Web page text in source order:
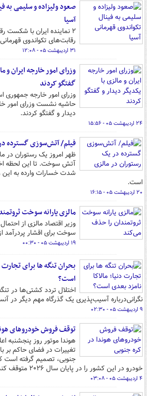
صعود ولیزاده و سلیمی به
آسیا
۲ نماینده ایران با شکست
رقابت‌های تکواندوی
۳۱ اردیبهشت ۰۵ - ۱۲:۰۸
وزرای امور خارجه ایران و
گفتگو کردند
وزرای امور خارجه جمهوری
حاشیه نشست وزرای امور
دیدار و گفتگو کردند.
۲۴ اردیبهشت ۰۵ - ۱۵:۵۶
فیلم/ آتش‌سوزی گسترده
ظهر امروز یک رستوران در
آتش سوخت. تا این لحظه
شدت خسارات وارده به این
است.
۲۰ اردیبهشت ۰۵ - ۱۶:۱۵
مالزی یارانه سوخت
وزیر اقتصاد مالزی از
سوخت برای اقشار پردرآمد
۱۹ اردیبهشت ۰۵ - ۰۰:۳۰
بحران تنگه ها برای تجارت
است؟
اختلال تردد کشتی‌ها در
نگرانی‌درباره آسیب‌پذیری یک گذرگاه مهم دیگر در
۹ اردیبهشت ۰۵ - ۰۲:۳۰
توقف فروش خودروهای
هوندا موتور روز پنجشنبه
تغییرات در فضای حاکم بر
جنوبی، تصمیم گرفته
خودرو در این کشور را در پایان سال ۲۰۲۶ متوقف کند.
۴ اردیبهشت ۰۵ - ۰۳:۰۸